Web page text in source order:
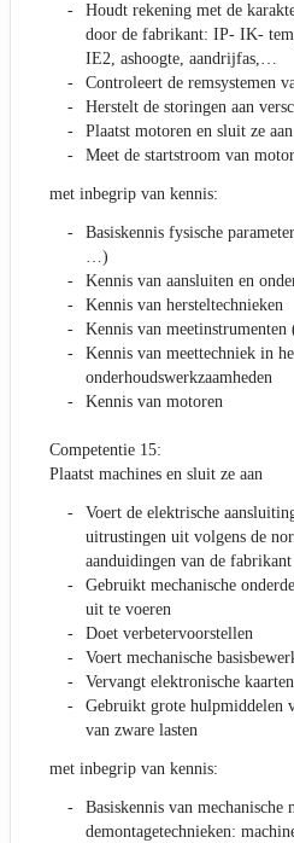
Houdt rekening met de
door de fabrikant: IP- IK-
IE2, ashoogte, aandrijfas,…
Controleert de remsystemen
Herstelt de storingen aan
Plaatst motoren en sluit ze aan
Meet de startstroom van
met inbegrip van kennis:
Basiskennis fysische
…)
Kennis van aansluiten en
Kennis van hersteltechnieken
Kennis van
Kennis van meettechniek in
onderhoudswerkzaamheden
Kennis van motoren
Competentie 15:
Plaatst machines en sluit ze aan
Voert de elektrische
uitrustingen uit volgens de
aanduidingen van de fabrikant
Gebruikt mechanische
uit te voeren
Doet verbetervoorstellen
Voert mechanische
Vervangt elektronische kaarten
Gebruikt grote hulpmiddelen
van zware lasten
met inbegrip van kennis:
Basiskennis van mechanische
demontagetechnieken: